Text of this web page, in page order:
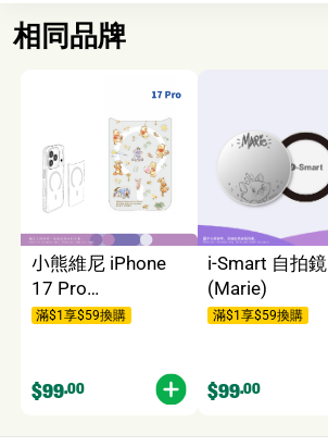
相同品牌
小熊維尼 iPhone
17 Pro
GoldenSnap 磁換
滿$1享$59換購
$99.00
i-Smart 自拍鏡
(Marie)
滿$1享$59換購
$99.00